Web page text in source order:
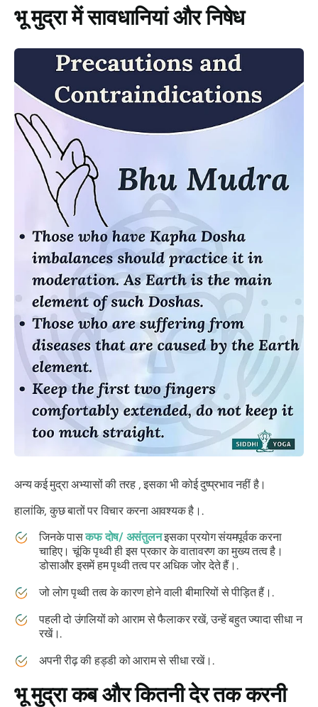
भू मुद्रामें सावधानियां और निषेध
अन्य कईमुद्राअभ्यासों की तरह , इसका भी कोई दुष्प्रभाव नहीं है।
हालांकि, कुछ बातों पर विचार करना आवश्यक है।.
जिनके पासकफदोष/ असंतुलनइसका प्रयोग संयमपूर्वक करना
चाहिए। चूंकि पृथ्वी ही इस प्रकार के वातावरण का मुख्य तत्व है।
डोसाऔर इसमें हम पृथ्वी तत्व पर अधिक जोर देते हैं।.
जो लोग पृथ्वी तत्व के कारण होने वाली बीमारियों से पीड़ित हैं।.
पहली दो उंगलियों को आराम से फैलाकर रखें, उन्हें बहुत ज्यादा सीधा न
रखें।.
अपनी रीढ़ की हड्डी को आराम से सीधा रखें।.
भू मुद्राकब और कितनी देर तक करनी